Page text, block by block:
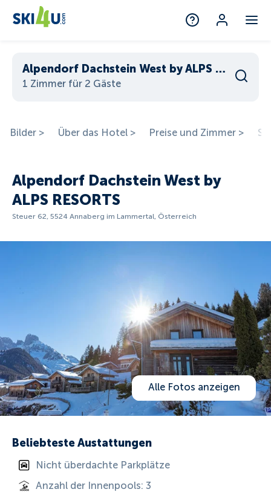
Alpendorf Dachstein West by ALPS RESORTS
1 Zimmer für 2 Gäste
Bilder > Über das Hotel > Preise und Zimmer >
Alpendorf Dachstein West by
ALPS RESORTS
Steuer 62, 5524 Annaberg im Lammertal, Österreich
Alle Fotos anzeigen
Beliebteste Austattungen
Nicht überdachte Parkplätze
Anzahl der Innenpools: 3